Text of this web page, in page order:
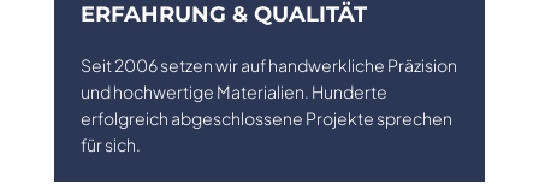
ERFAHRUNG & QUALITÄT
Seit 2006 setzen wir auf handwerkliche Präzision
und hochwertige Materialien. Hunderte
erfolgreich abgeschlossene Projekte sprechen
für sich.